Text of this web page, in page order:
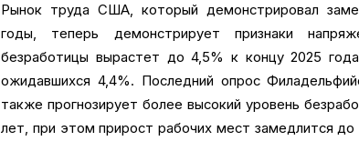
Рынок труда США, который демонстрировал
годы, теперь демонстрирует признаки
безработицы вырастет до 4,5% к концу 2025
ожидавшихся 4,4%. Последний опрос
также прогнозирует более высокий уровень
лет, при этом прирост рабочих мест замедлится до